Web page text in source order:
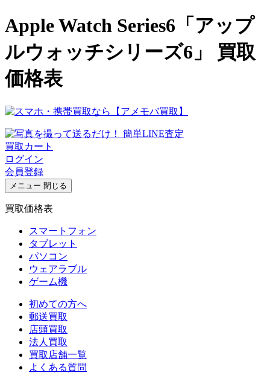
Apple Watch Series6「アップ
ルウォッチシリーズ6」 買取
価格表
買取カート
ログイン
会員登録
メニュー 閉じる
買取価格表
スマートフォン
タブレット
パソコン
ウェアラブル
ゲーム機
初めての方へ
郵送買取
店頭買取
法人買取
買取店舗一覧
よくある質問